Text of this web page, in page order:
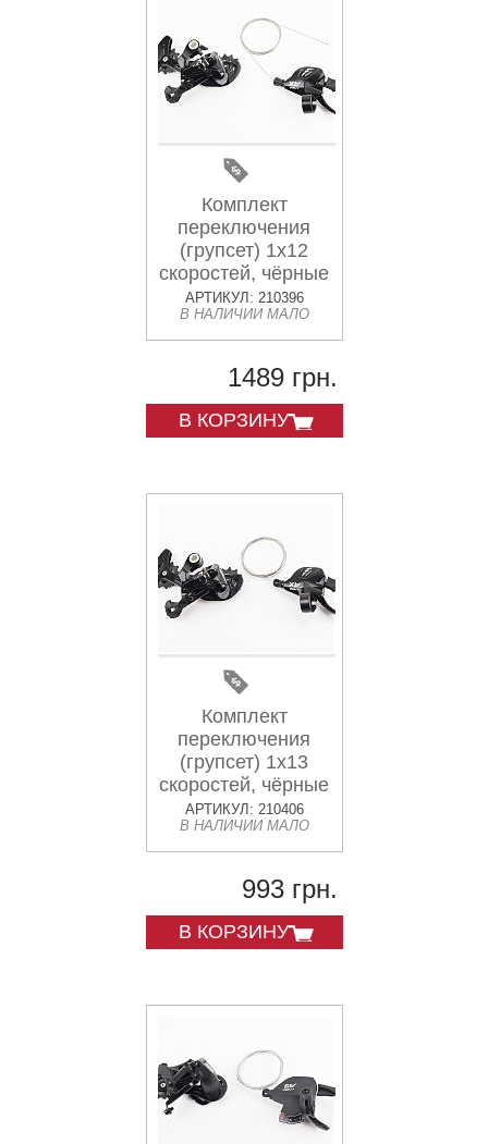
Комплект
переключения
(групсет) 1x12
скоростей, чёрные
AX, 2 детали
АРТИКУЛ: 210396
В НАЛИЧИИ МАЛО
1489 грн.
В КОРЗИНУ
Комплект
переключения
(групсет) 1x13
скоростей, чёрные
AX, 2 детали
АРТИКУЛ: 210406
В НАЛИЧИИ МАЛО
993 грн.
В КОРЗИНУ